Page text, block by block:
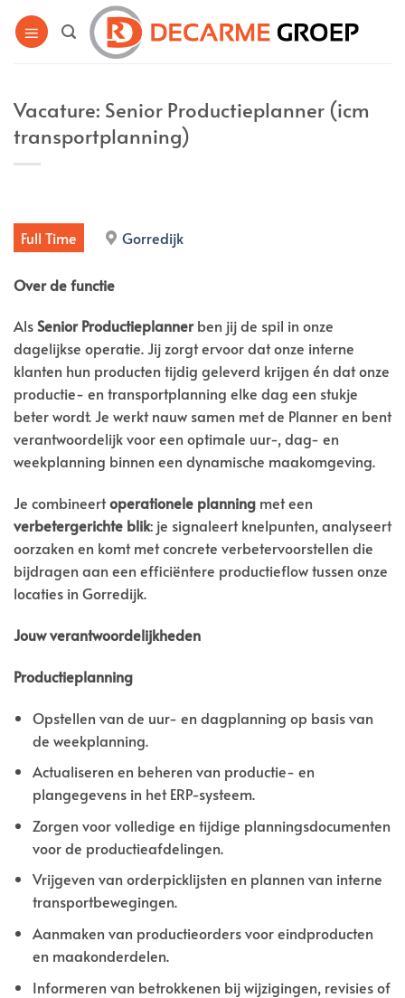
naar
Vacature: Senior Productieplanner (icm
transportplanning)
Full Time Gorredijk
Over de functie
AlsSenior Productieplannerben jij de spil in onze
dagelijkse operatie. Jij zorgt ervoor dat onze interne
klanten hun producten tijdig geleverd krijgen én dat onze
productie- en transportplanning elke dag een stukje
beter wordt. Je werkt nauw samen met de Planner en bent
verantwoordelijk voor een optimale uur-, dag- en
weekplanning binnen een dynamische maakomgeving.
Je combineertoperationele planning met een
verbetergerichte blik: je signaleert knelpunten, analyseert
oorzaken en komt met concrete verbetervoorstellen die
bijdragen aan een efficiëntere productieflow tussen onze
locaties in Gorredijk.
Jouw verantwoordelijkheden
Productieplanning
Opstellen van de uur- en dagplanning op basis van
de weekplanning.
Actualiseren en beheren van productie- en
plangegevens in het ERP-systeem.
Zorgen voor volledige en tijdige planningsdocumenten
voor de productieafdelingen.
Vrijgeven van orderpicklijsten en plannen van interne
transportbewegingen.
Aanmaken van productieorders voor eindproducten
en maakonderdelen.
Informeren van betrokkenen bij wijzigingen, revisies of